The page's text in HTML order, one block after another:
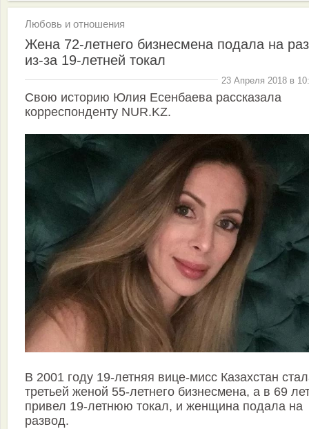
Любовь и отношения
Жена 72-летнего бизнесмена подала на
из-за 19-летней токал
23 Апреля 2018 в
Свою историю Юлия Есенбаева рассказала
корреспонденту NUR.KZ.
В 2001 году 19-летняя вице-мисс Казахстан
третьей женой 55-летнего бизнесмена, а в 69
привел 19-летнюю токал, и женщина подала на
развод.